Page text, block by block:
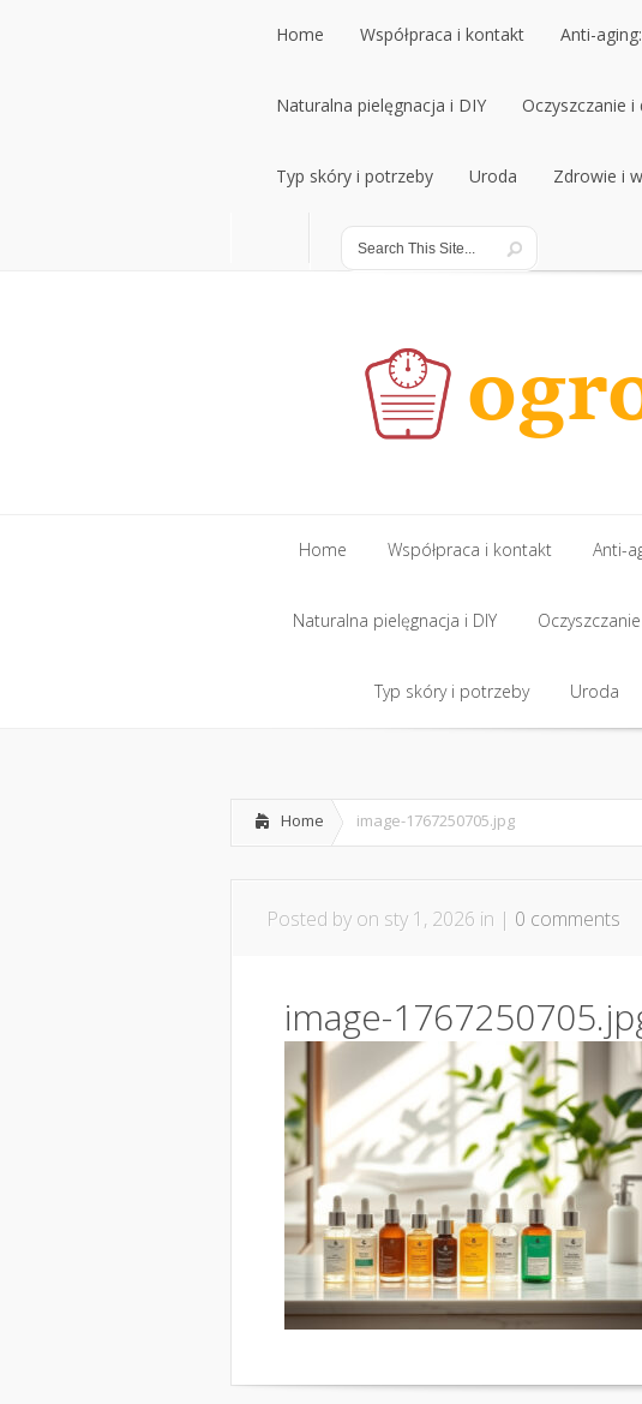
Home
Home
Współpraca i kontakt
Współpraca i kontakt
Anti-
Anti-
Naturalna pielęgnacja i DIY
Naturalna pielęgnacja i DIY
Oczyszczanie i
Oczyszczanie
Typ skóry i potrzeby
Typ skóry i potrzeby
Uroda
Uroda
Zdrowie i
Home
Home
Współpraca i kontakt
Współpraca i kontakt
Anti-
Anti-
Naturalna pielęgnacja i DIY
Naturalna pielęgnacja i DIY
Typ skóry i potrzeby Uroda
Home image-1767250705.jpg
Posted by on sty 1, 2026 in | 0 comments
image-